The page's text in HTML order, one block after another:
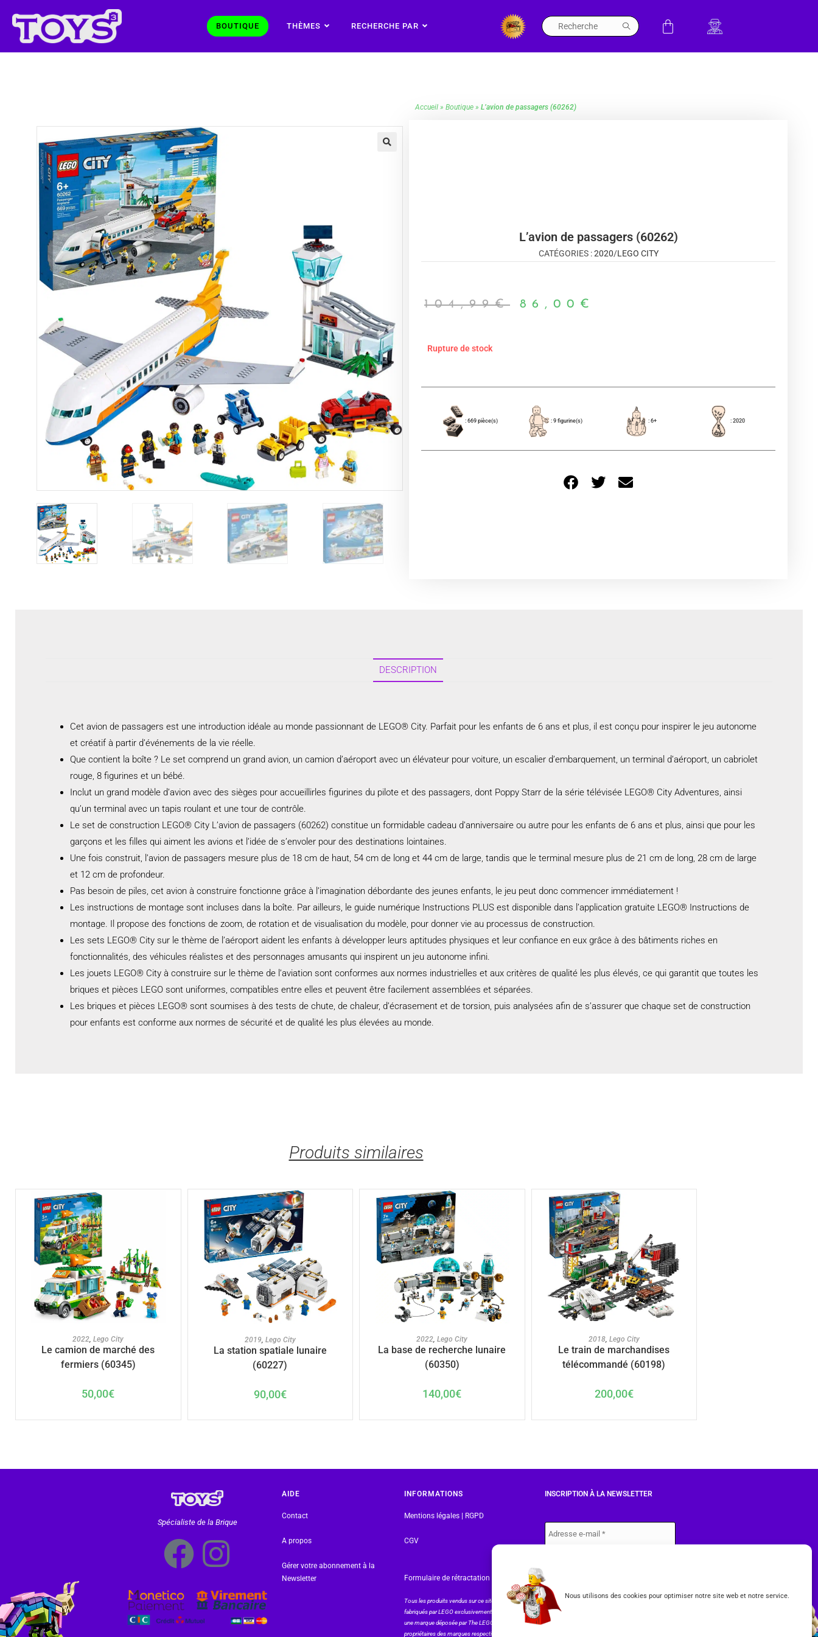
Nous utilisons des cookies pour optimiser notre site web et notre service.
BOUTIQUE THÈMES RECHERCHE PAR
Accueil » Boutique » L’avion de passagers (60262)
L’avion de passagers (60262)
CATÉGORIES :2020/LEGO CITY
104,99€ 86,00 €
Rupture de stock
: 669 pièce(s) : 9 figurine(s) : 6+ : 2020
DESCRIPTION
Cet avion de passagers est une introduction idéale au monde passionnant de LEGO® City. Parfait pour les enfants de 6 ans et plus, il est conçu pour inspirer le jeu autonome
et créatif à partir d’événements de la vie réelle.
Que contient la boîte ? Le set comprend un grand avion, un camion d’aéroport avec un élévateur pour voiture, un escalier d’embarquement, un terminal d’aéroport, un cabriolet
rouge, 8 figurines et un bébé.
Inclut un grand modèle d’avion avec des sièges pour accueillirles figurines du pilote et des passagers, dont Poppy Starr de la série télévisée LEGO® City Adventures, ainsi
qu’un terminal avec un tapis roulant et une tour de contrôle.
Le set de construction LEGO® City L’avion de passagers (60262) constitue un formidable cadeau d’anniversaire ou autre pour les enfants de 6 ans et plus, ainsi que pour les
garçons et les filles qui aiment les avions et l’idée de s’envoler pour des destinations lointaines.
Une fois construit, l’avion de passagers mesure plus de 18 cm de haut, 54 cm de long et 44 cm de large, tandis que le terminal mesure plus de 21 cm de long, 28 cm de large
et 12 cm de profondeur.
Pas besoin de piles, cet avion à construire fonctionne grâce à l’imagination débordante des jeunes enfants, le jeu peut donc commencer immédiatement !
Les instructions de montage sont incluses dans la boîte. Par ailleurs, le guide numérique Instructions PLUS est disponible dans l’application gratuite LEGO® Instructions de
montage. Il propose des fonctions de zoom, de rotation et de visualisation du modèle, pour donner vie au processus de construction.
Les sets LEGO® City sur le thème de l’aéroport aident les enfants à développer leurs aptitudes physiques et leur confiance en eux grâce à des bâtiments riches en
fonctionnalités, des véhicules réalistes et des personnages amusants qui inspirent un jeu autonome infini.
Les jouets LEGO® City à construire sur le thème de l’aviation sont conformes aux normes industrielles et aux critères de qualité les plus élevés, ce qui garantit que toutes les
briques et pièces LEGO sont uniformes, compatibles entre elles et peuvent être facilement assemblées et séparées.
Les briques et pièces LEGO® sont soumises à des tests de chute, de chaleur, d’écrasement et de torsion, puis analysées afin de s’assurer que chaque set de construction
pour enfants est conforme aux normes de sécurité et de qualité les plus élevées au monde.
Produits similaires
AJOUTER AU PANIER
2022,Lego City
Le camion de marché des
fermiers (60345)
50,00€
AJOUTER AU PANIER
2019 Lego City
La station spatiale lunaire
(60227)
90,00€
AJOUTER AU PANIER
2022,Lego City
La base de recherche lunaire
(60350)
140,00€
AJOUTER AU PANIER
2018, Lego City
Le train de marchandises
télécommandé (60198)
200,00€
Spécialiste de la Brique
AIDE
Contact
A propos
Gérer votre abonnement à la
Newsletter
INFORMATIONS
Mentions légales | RGPD
CGV
Formulaire de rétractation
Tous les produits vendus sur ce site sont
fabriqués par LEGO exclusivement. LEGO® est
une marque déposée par The LEGO Group. Les
propriétaires des marques respectives citées
INSCRIPTION À LA NEWSLETTER